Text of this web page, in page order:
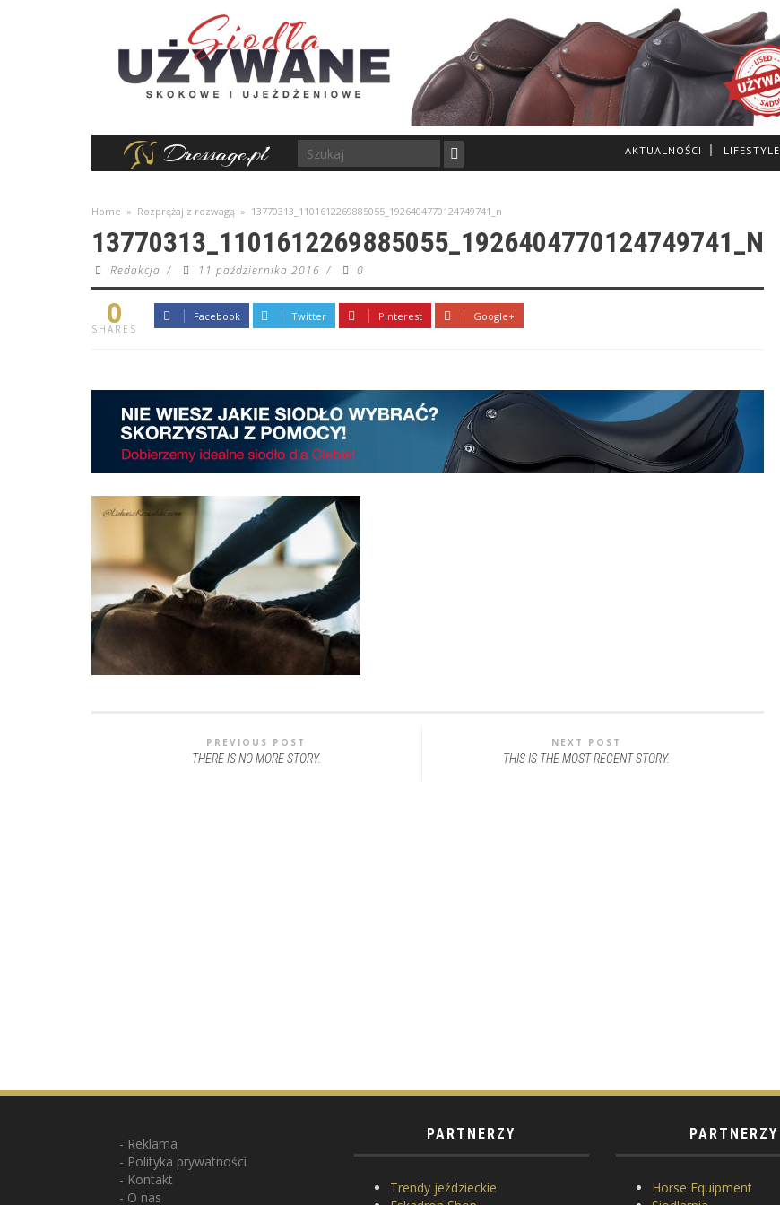
AKTUALNOŚCI LIFESTYLE
Home » Rozprężaj z rozwagą » 13770313_1101612269885055_1926404770124749741_n
13770313_1101612269885055_1926404770124749741_N
Redakcja / 11 października 2016 / 0
0
SHARES
Facebook Twitter Pinterest Google+
PREVIOUS POST
THERE IS NO MORE STORY.
NEXT POST
THIS IS THE MOST RECENT STORY.
Reklama
Polityka prywatności
Kontakt
O nas
PARTNERZY
Trendy jeździeckie
PARTNERZY
Horse Equipment